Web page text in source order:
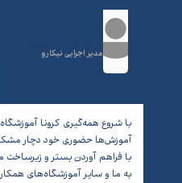
محسن افشارپور
مدیر اجرایی نیکارو
با شروع همه‌گیری کرونا
آموزش‌ها حضوری خود دچار
با فراهم آوردن بستر و زیرساخت
به ما و سایر آموزشگاه‌های